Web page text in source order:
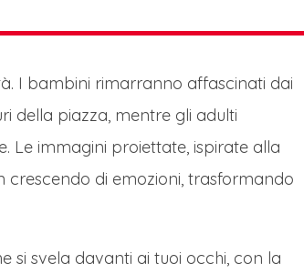
I bambini rimarranno affascinati dai
della piazza, mentre gli adulti
Le immagini proiettate, ispirate alla
crescendo di emozioni, trasformando
si svela davanti ai tuoi occhi, con la